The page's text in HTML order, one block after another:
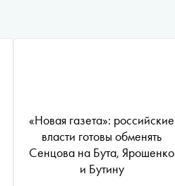
«Новая газета»: российские
власти готовы обменять
Сенцова на Бута, Ярошенко
и Бутину